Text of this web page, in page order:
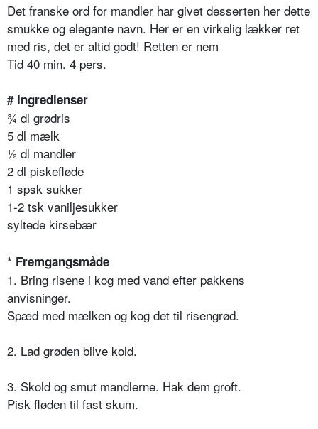
Det franske ord for mandler har givet desserten her dette
smukke og elegante navn. Her er en virkelig lækker ret
med ris, det er altid godt! Retten er nem
Tid 40 min. 4 pers.
# Ingredienser
¾ dl grødris
5 dl mælk
½ dl mandler
2 dl piskefløde
1 spsk sukker
1-2 tsk vaniljesukker
syltede kirsebær
* Fremgangsmåde
1. Bring risene i kog med vand efter pakkens
anvisninger.
Spæd med mælken og kog det til risengrød.
2. Lad grøden blive kold.
3. Skold og smut mandlerne. Hak dem groft.
Pisk fløden til fast skum.